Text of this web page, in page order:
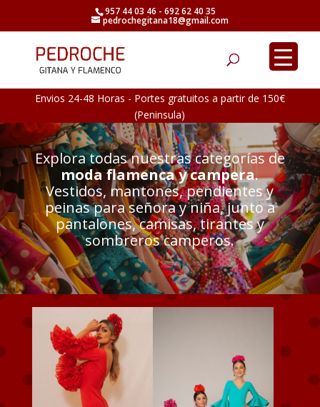
957 44 03 46 - 692 62 40 35
pedrochegitana18@gmail.com
Envios 24-48 Horas - Portes gratuitos a partir de 150€
(Peninsula)
Explora todas nuestras categorías de
moda flamenca y campera.
Vestidos, mantones, pendientes y
peinas para señora y niña, junto a
pantalones, camisas, tirantes y
sombreros camperos.